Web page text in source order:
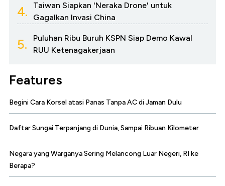
4.
Taiwan Siapkan 'Neraka Drone' untuk
Gagalkan Invasi China
5.
Puluhan Ribu Buruh KSPN Siap Demo Kawal
RUU Ketenagakerjaan
Features
Begini Cara Korsel atasi Panas Tanpa AC di Jaman Dulu
Daftar Sungai Terpanjang di Dunia, Sampai Ribuan Kilometer
Negara yang Warganya Sering Melancong Luar Negeri, RI ke
Berapa?